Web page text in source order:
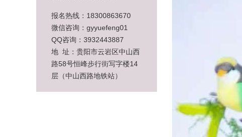
报名热线：18300863670
微信咨询：gyyuefeng01
QQ咨询：3932443887
地 址：贵阳市云岩区中山西
路58号恒峰步行街写字楼14
层（中山西路地铁站）